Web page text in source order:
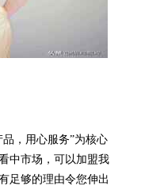
，用心服务”为核心
中市场，可以加盟我
足够的理由令您伸出